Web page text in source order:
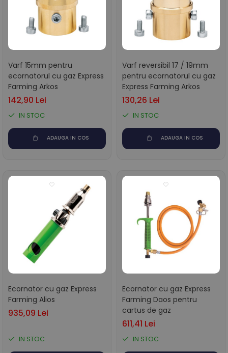
Varf 15mm pentru
ecornatorul cu gaz Express
Farming Arkos
142,90 Lei
IN STOC
ADAUGA IN COS
Varf reversibil 17 / 19mm
pentru ecornatorul cu gaz
Express Farming Arkos
130,26 Lei
IN STOC
ADAUGA IN COS
Ecornator cu gaz Express
Farming Alios
935,09 Lei
IN STOC
Ecornator cu gaz Express
Farming Daos pentru
cartus de gaz
611,41 Lei
IN STOC